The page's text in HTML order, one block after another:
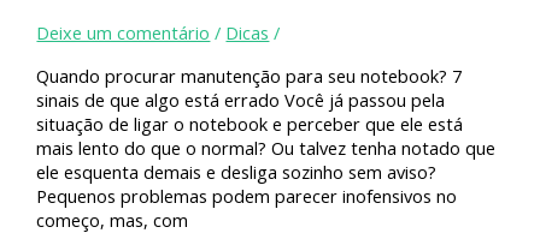
Deixe um comentário / Dicas /
Quando procurar manutenção para seu notebook? 7
sinais de que algo está errado Você já passou pela
situação de ligar o notebook e perceber que ele está
mais lento do que o normal? Ou talvez tenha notado que
ele esquenta demais e desliga sozinho sem aviso?
Pequenos problemas podem parecer inofensivos no
começo, mas, com